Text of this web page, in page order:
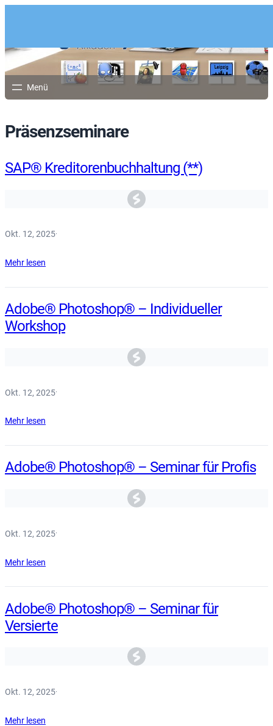
Präsenzseminare
SAP® Kreditorenbuchhaltung (**)
Okt. 12, 2025·
Mehr lesen
Adobe® Photoshop® – Individueller
Workshop
Okt. 12, 2025·
Mehr lesen
Adobe® Photoshop® – Seminar für Profis
Okt. 12, 2025·
Mehr lesen
Adobe® Photoshop® – Seminar für
Versierte
Okt. 12, 2025·
Mehr lesen